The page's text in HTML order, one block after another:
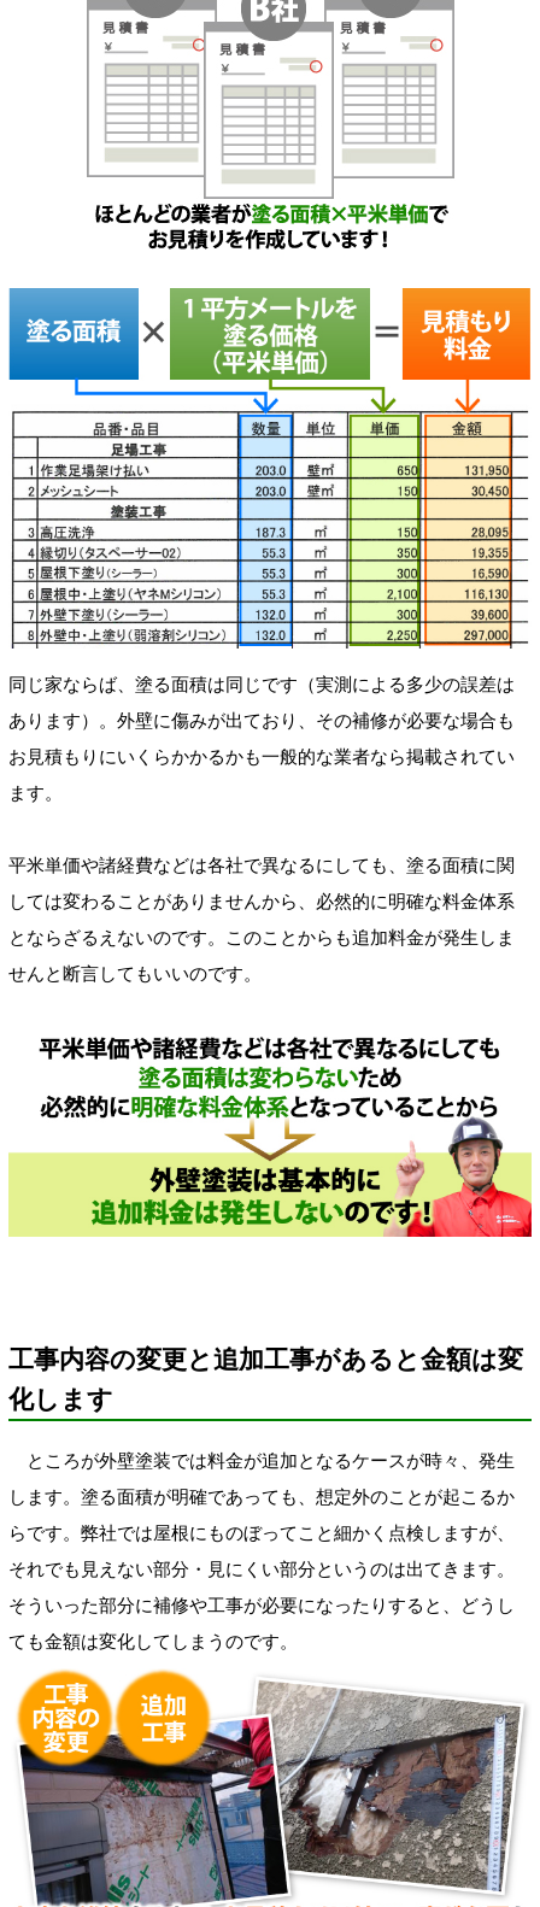
同じ家ならば、塗る面積は同じです（実測による多少の誤差は
あります）。外壁に傷みが出ており、その補修が必要な場合も
お見積もりにいくらかかるかも一般的な業者なら掲載されてい
ます。
平米単価や諸経費などは各社で異なるにしても、塗る面積に関
しては変わることがありませんから、必然的に明確な料金体系
とならざるえないのです。このことからも追加料金が発生しま
せんと断言してもいいのです。
工事内容の変更と追加工事があると金額は変
化します
ところが外壁塗装では料金が追加となるケースが時々、発生
します。塗る面積が明確であっても、想定外のことが起こるか
らです。弊社では屋根にものぼってこと細かく点検しますが、
それでも見えない部分・見にくい部分というのは出てきます。
そういった部分に補修や工事が必要になったりすると、どうし
ても金額は変化してしまうのです。